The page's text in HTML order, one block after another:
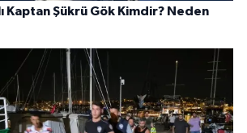
Kaptan Şükrü Gök Kimdir? Neden